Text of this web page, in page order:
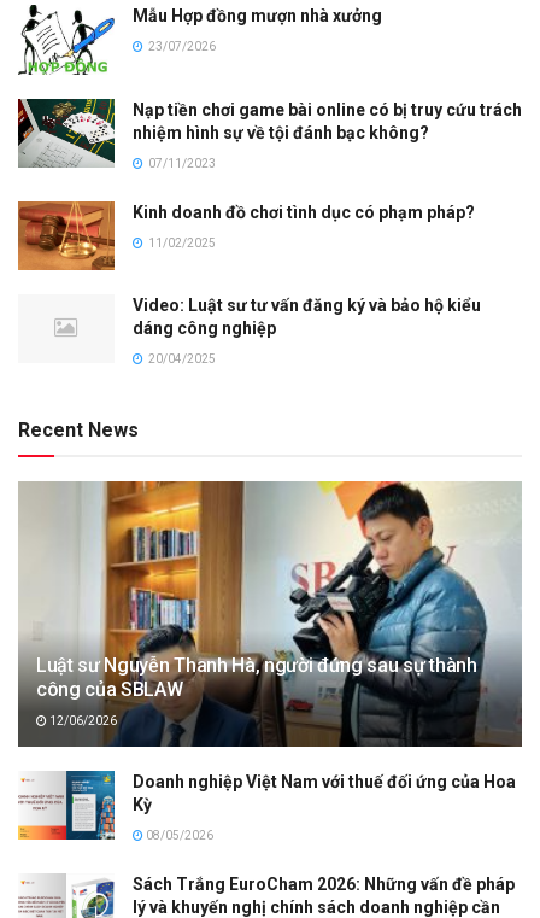
Mẫu Hợp đồng mượn nhà xưởng
23/07/2026
Nạp tiền chơi game bài online có bị truy cứu trách
nhiệm hình sự về tội đánh bạc không?
07/11/2023
Kinh doanh đồ chơi tình dục có phạm pháp?
11/02/2025
Video: Luật sư tư vấn đăng ký và bảo hộ kiểu
dáng công nghiệp
20/04/2025
Recent News
Luật sư Nguyễn Thanh Hà, người đứng sau sự thành
công của SBLAW
12/06/2026
Doanh nghiệp Việt Nam với thuế đối ứng của Hoa
Kỳ
08/05/2026
Sách Trắng EuroCham 2026: Những vấn đề pháp
lý và khuyến nghị chính sách doanh nghiệp cần